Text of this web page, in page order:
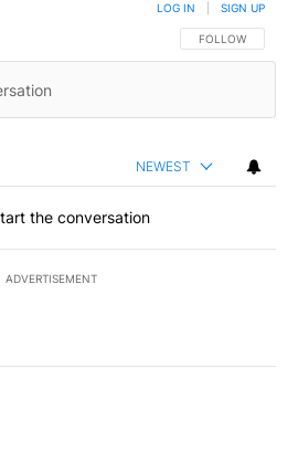
FOLLOW THIS
FOLLOW
LOG IN SIGN UP
NEWEST
the conversation
ADVERTISEMENT
most commented articles in the last
with 1 comment.